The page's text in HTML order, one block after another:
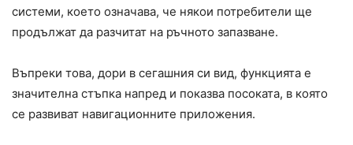
системи, което означава, че някои потребители ще
продължат да разчитат на ръчното запазване.
Въпреки това, дори в сегашния си вид, функцията е
значителна стъпка напред и показва посоката, в която
се развиват навигационните приложения.